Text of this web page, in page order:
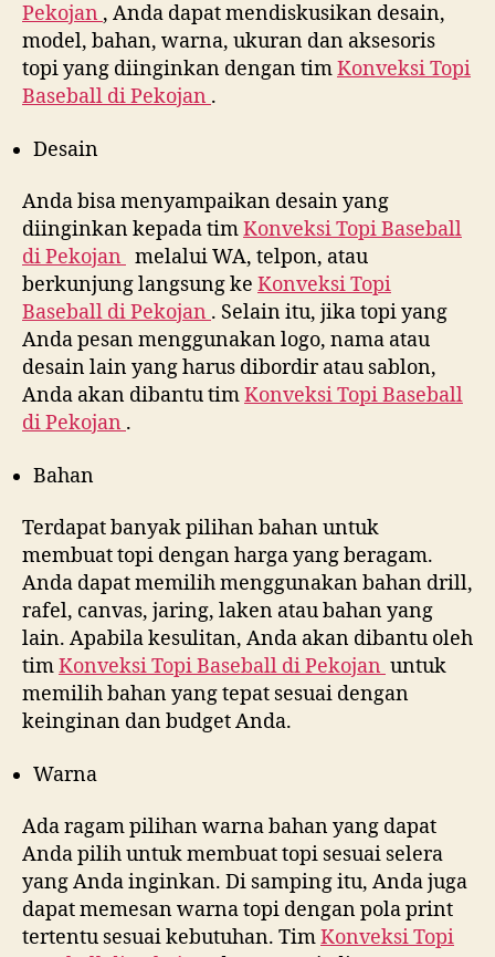
Pekojan , Anda dapat mendiskusikan desain,
model, bahan, warna, ukuran dan aksesoris
topi yang diinginkan dengan timKonveksi Topi
Baseball diPekojan .
Desain
Anda bisa menyampaikan desain yang
diinginkan kepada timKonveksi Topi Baseball
diPekojan melalui WA, telpon, atau
berkunjung langsung ke Konveksi Topi
Baseball diPekojan . Selain itu, jika topi yang
Anda pesan menggunakan logo, nama atau
desain lain yang harus dibordir atau sablon,
Anda akan dibantu timKonveksi Topi Baseball
diPekojan .
Bahan
Terdapat banyak pilihan bahan untuk
membuat topi dengan harga yang beragam.
Anda dapat memilih menggunakan bahan drill,
rafel, canvas, jaring, laken atau bahan yang
lain. Apabila kesulitan, Anda akan dibantu oleh
timKonveksi Topi Baseball diPekojan untuk
memilih bahan yang tepat sesuai dengan
keinginan dan budget Anda.
Warna
Ada ragam pilihan warna bahan yang dapat
Anda pilih untuk membuat topi sesuai selera
yang Anda inginkan. Di samping itu, Anda juga
dapat memesan warna topi dengan pola print
tertentu sesuai kebutuhan. TimKonveksi Topi